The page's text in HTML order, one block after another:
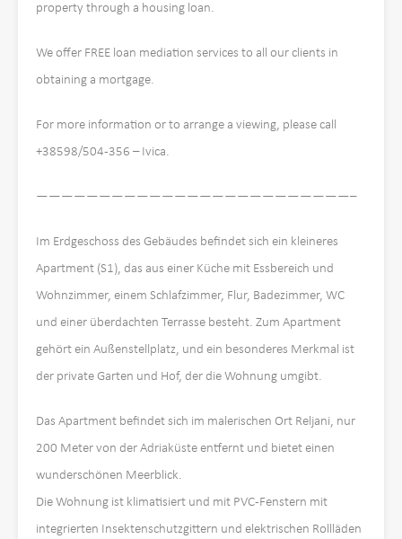
property through a housing loan.
We offer FREE loan mediation services to all our clients in
obtaining a mortgage.
For more information or to arrange a viewing, please call
+38598/504-356 – Ivica.
—————————————————————————–
Im Erdgeschoss des Gebäudes befindet sich ein kleineres
Apartment (S1), das aus einer Küche mit Essbereich und
Wohnzimmer, einem Schlafzimmer, Flur, Badezimmer, WC
und einer überdachten Terrasse besteht. Zum Apartment
gehört ein Außenstellplatz, und ein besonderes Merkmal ist
der private Garten und Hof, der die Wohnung umgibt.
Das Apartment befindet sich im malerischen Ort Reljani, nur
200 Meter von der Adriaküste entfernt und bietet einen
wunderschönen Meerblick.
Die Wohnung ist klimatisiert und mit PVC-Fenstern mit
integrierten Insektenschutzgittern und elektrischen Rollläden